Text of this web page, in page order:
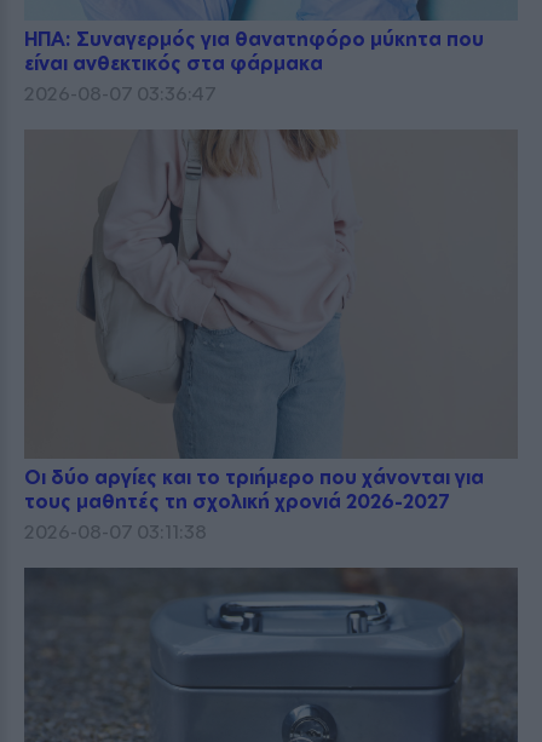
ΗΠΑ: Συναγερμός για θανατηφόρο μύκητα που
είναι ανθεκτικός στα φάρμακα
2026-08-07 03:36:47
Οι δύο αργίες και το τριήμερο που χάνονται για
τους μαθητές τη σχολική χρονιά 2026-2027
2026-08-07 03:11:38